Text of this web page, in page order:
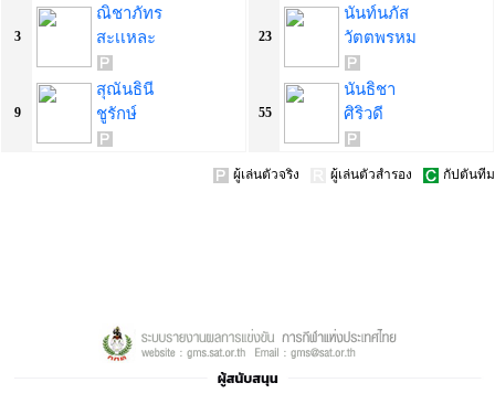
3
ณิชาภัทร
สะเเหละ
9
สุณันธินี
ชูรักษ์
23
นันท์นภัส
วัตตพรหม
55
นันธิชา
ศิริวดี
ผู้เล่นตัวจริง ผู้เล่นตัวสำรอง กัปตันทีม